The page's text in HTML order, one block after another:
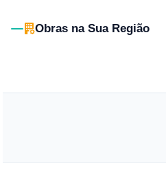
Obras na Sua Região